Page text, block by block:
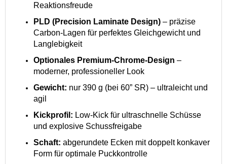
Reaktionsfreude
PLD (Precision Laminate Design) – präzise
Carbon-Lagen für perfektes Gleichgewicht und
Langlebigkeit
Optionales Premium-Chrome-Design –
moderner, professioneller Look
Gewicht: nur 390 g (bei 60” SR) – ultraleicht und
agil
Kickprofil: Low-Kick für ultraschnelle Schüsse
und explosive Schussfreigabe
Schaft: abgerundete Ecken mit doppelt konkaver
Form für optimale Puckkontrolle